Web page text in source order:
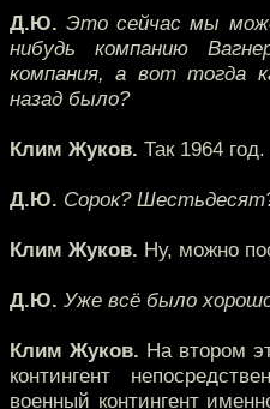
Д.Ю. Это сейчас мы
нибудь компанию
компания, а вот тогда
назад было?
Клим Жуков. Так 1964 год.
Д.Ю. Сорок?
Клим Жуков. Ну, можно
Д.Ю. Уже всё было
Клим Жуков. На втором
контингент
военный контингент